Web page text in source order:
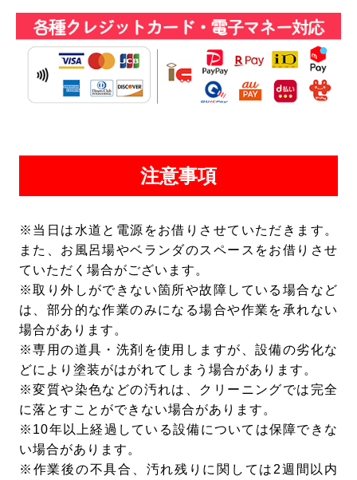
注意事項
※当日は水道と電源をお借りさせていただきます。
また、お風呂場やベランダのスペースをお借りさせ
ていただく場合がございます。
※取り外しができない箇所や故障している場合など
は、部分的な作業のみになる場合や作業を承れない
場合があります。
※専用の道具・洗剤を使用しますが、設備の劣化な
どにより塗装がはがれてしまう場合があります。
※変質や染色などの汚れは、クリーニングでは完全
に落とすことができない場合があります。
※10年以上経過している設備については保障できな
い場合があります。
※作業後の不具合、汚れ残りに関しては2週間以内